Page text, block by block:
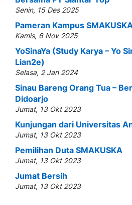
Senin, 15 Des 2025
Pameran Kampus
Kamis, 6 Nov 2025
YoSinaYa (Study Karya – Yo
Lian2e)
Selasa, 2 Jan 2024
Sinau Bareng Orang Tua –
Didoarjo
Jumat, 13 Okt 2023
Kunjungan dari Universitas
Jumat, 13 Okt 2023
Pemilihan Duta SMAKUSKA
Jumat, 13 Okt 2023
Jumat Bersih
Jumat, 13 Okt 2023